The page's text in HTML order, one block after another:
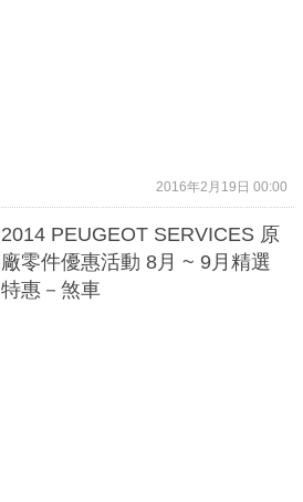
2016年2月19日 00:00
2014 PEUGEOT SERVICES 原
廠零件優惠活動 8月 ~ 9月精選
特惠－煞車